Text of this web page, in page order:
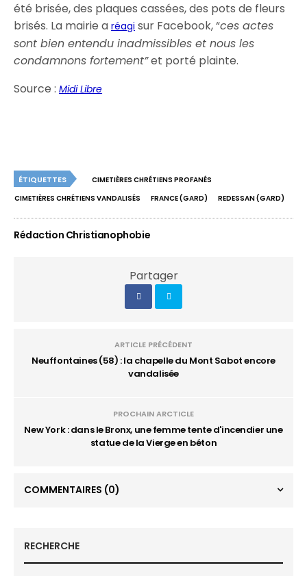
été brisée, des plaques cassées, des pots de fleurs
brisés. La mairie aréagi sur Facebook, “ces actes
sont bien entendu inadmissibles et nous les
condamnons fortement”et porté plainte.
Source :Midi Libre
ÉTIQUETTES
CIMETIÈRES CHRÉTIENS PROFANÉS
CIMETIÈRES CHRÉTIENS VANDALISÉS
FRANCE (GARD) REDESSAN (GARD)
Rédaction Christianophobie
Partager
ARTICLE PRÉCÉDENT
Neuffontaines (58) : la chapelle du Mont Sabot encore
vandalisée
PROCHAIN ARCTICLE
New York : dans le Bronx, une femme tente d'incendier une
statue de la Vierge en béton
COMMENTAIRES (0)
RECHERCHE